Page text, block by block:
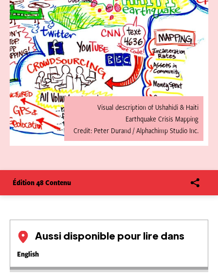
Visual description of Ushahidi & Haiti
Earthquake Crisis Mapping
Credit: Peter Durand / Alphachimp Studio Inc.
Édition 48 Contenu
Aussi disponible pour lire dans
English